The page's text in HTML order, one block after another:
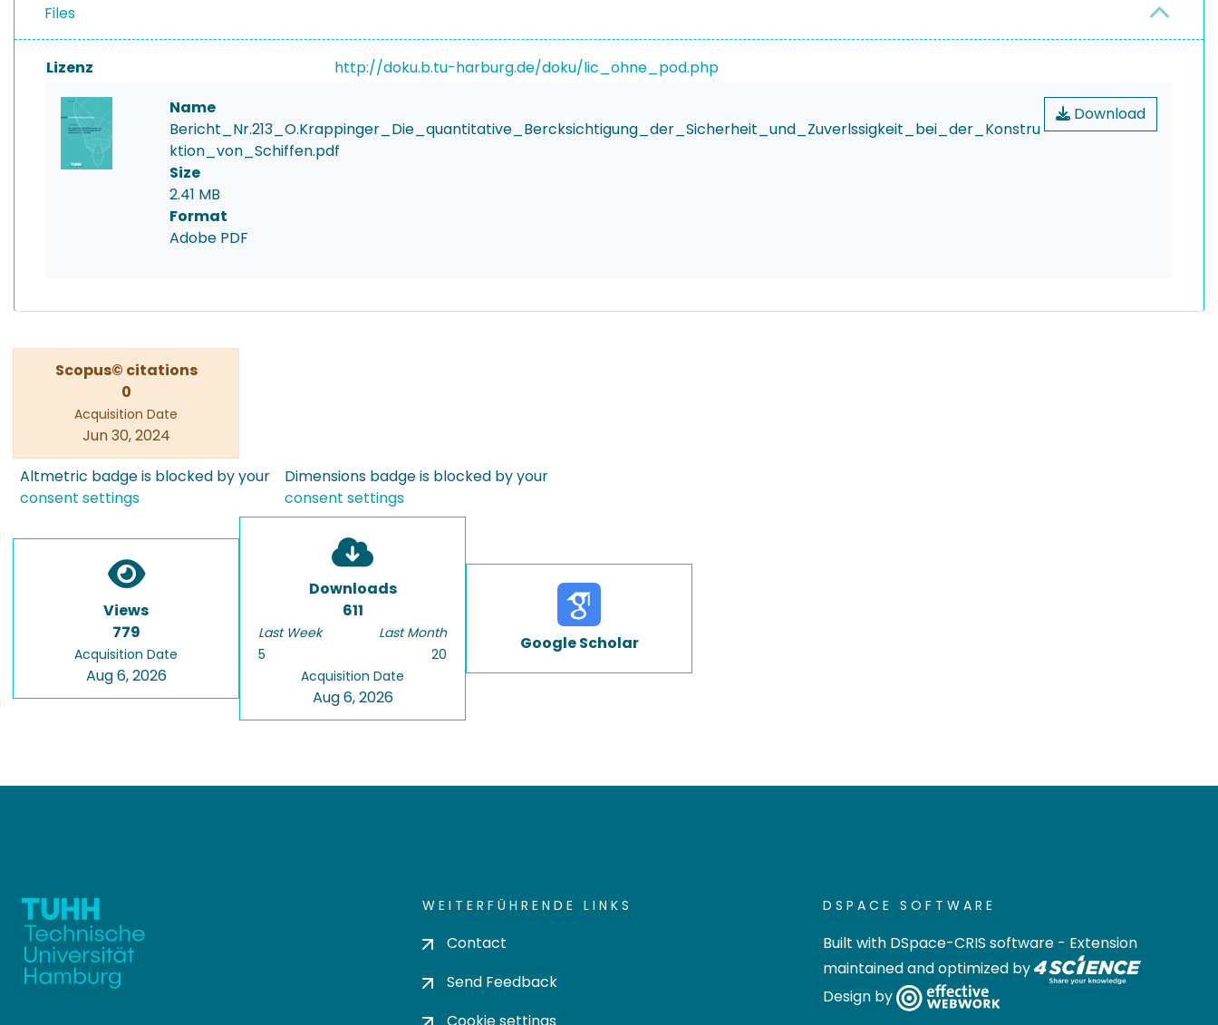
Files
Lizenz http://doku.b.tu-harburg.de/doku/lic_ohne_pod.php
Download
Name
Bericht_Nr.213_O.Krappinger_Die_quantitative_Bercksichtigung_der_Sicherheit_und_Zuverlssigkeit_bei_der_Konstru
ktion_von_Schiffen.pdf
Size
2.41 MB
Format
Adobe PDF
Scopus© citations
0
Acquisition Date
Jun 30, 2024
Altmetric badge is blocked by your
consent settings
Dimensions badge is blocked by your
consent settings
Views
779
Acquisition Date
Aug 6, 2026
Downloads
611
Last Week
5
Last Month
20
Acquisition Date
Aug 6, 2026
Google Scholar
WEITERFÜHRENDE LINKS
Contact
Send Feedback
DSPACE SOFTWARE
Built with DSpace-CRIS software - Extension
maintained and optimized by
Design by